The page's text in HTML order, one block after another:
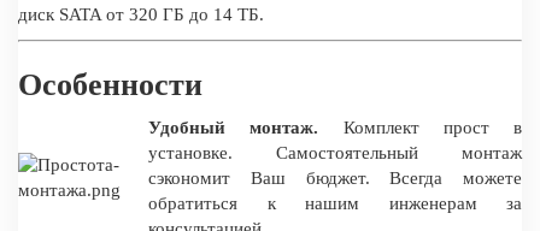
диск SATA от 320 ГБ до 14 ТБ.
Особенности
Удобный монтаж. Комплект прост в
установке. Самостоятельный монтаж
сэкономит Ваш бюджет. Всегда можете
обратиться к нашим инженерам за